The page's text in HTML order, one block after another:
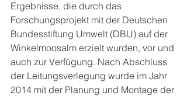
Ergebnisse, die durch das
Forschungsprojekt mit der Deutschen
Bundesstiftung Umwelt (DBU) auf der
Winkelmoosalm erzielt wurden, vor und
auch zur Verfügung. Nach Abschluss
der Leitungsverlegung wurde im Jahr
2014 mit der Planung und Montage der